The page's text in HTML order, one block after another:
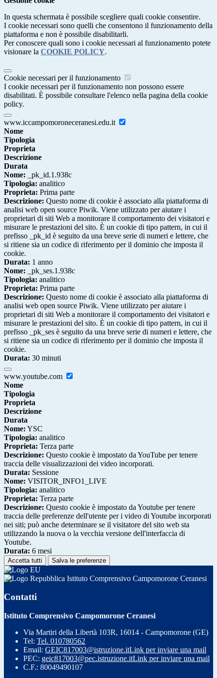
In questa schermata è possibile scegliere quali cookie consentire.
I cookie necessari sono quelli che consentono il funzionamento della
piattaforma e non è possibile disabilitarli.
Per conoscere quali sono i cookie necessari al funzionamento potete
visionare la COOKIE POLICY.
Cookie necessari per il funzionamento
I cookie necessari per il funzionamento non possono essere
disabilitati. È possibile consultare l'elenco nella pagina della cookie
policy.
www.iccampomoroneceranesi.edu.it
Nome
Tipologia
Proprieta
Descrizione
Durata
Nome: _pk_id.1.938c
Tipologia: analitico
Proprieta: Prima parte
Descrizione: Questo nome di cookie è associato alla piattaforma di
analisi web open source Piwik. Viene utilizzato per aiutare i
proprietari di siti Web a monitorare il comportamento dei visitatori e
misurare le prestazioni del sito. È un cookie di tipo pattern, in cui il
prefisso _pk_id è seguito da una breve serie di numeri e lettere, che
si ritiene sia un codice di riferimento per il dominio che imposta il
cookie.
Durata: 1 anno
Nome: _pk_ses.1.938c
Tipologia: analitico
Proprieta: Prima parte
Descrizione: Questo nome di cookie è associato alla piattaforma di
analisi web open source Piwik. Viene utilizzato per aiutare i
proprietari di siti Web a monitorare il comportamento dei visitatori e
misurare le prestazioni del sito. È un cookie di tipo pattern, in cui il
prefisso _pk_ses è seguito da una breve serie di numeri e lettere, che
si ritiene sia un codice di riferimento per il dominio che imposta il
cookie.
Durata: 30 minuti
www.youtube.com
Nome
Tipologia
Proprieta
Descrizione
Durata
Nome: YSC
Tipologia: analitico
Proprieta: Terza parte
Descrizione: Questo cookie è impostato da YouTube per tenere
traccia delle visualizzazioni dei video incorporati.
Durata: Sessione
Nome: VISITOR_INFO1_LIVE
Tipologia: analitico
Proprieta: Terza parte
Descrizione: Questo cookie è impostato da Youtube per tenere
traccia delle preferenze dell'utente per i video di Youtube incorporati
nei siti; può anche determinare se il visitatore del sito web sta
utilizzando la nuova o la vecchia versione dell'interfaccia di
Youtube.
Durata: 6 mesi
Accetta tutti Salva le preferenze
Istituto Comprensivo Campomorone Ceranesi
Contatti
Istituto Comprensivo Campomorone Ceranesi
Via Martiri della Libertà 103R, 16014 - Campomorone (GE)
Tel: Tel. 010780562
Email: GEIC817003@istruzione.itLink per inviare una mail
PEC: geic817003@pec.istruzione.itLink per inviare una mail
C.F.: 80049490107